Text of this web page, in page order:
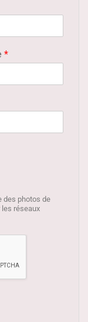
*
des photos de
les réseaux